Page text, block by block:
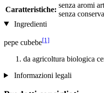
Caratteristiche:
senza aromi
senza
Ingredienti
pepe cubebe[1]
da agricoltura biologica
Informazioni legali